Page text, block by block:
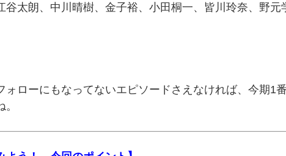
谷太朗、中川晴樹、金子裕、小田桐一、皆川玲奈、野元
ォローにもなってないエピソードさえなければ、今期1